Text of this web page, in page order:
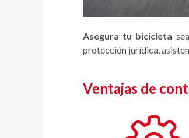
Asegura tu bicicleta
protección jurídica,
Ventajas de